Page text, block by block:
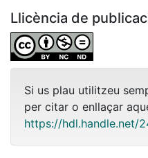
Llicència de
Si us plau utilitzeu
per citar o enllaçar
https://hdl.handle.net/